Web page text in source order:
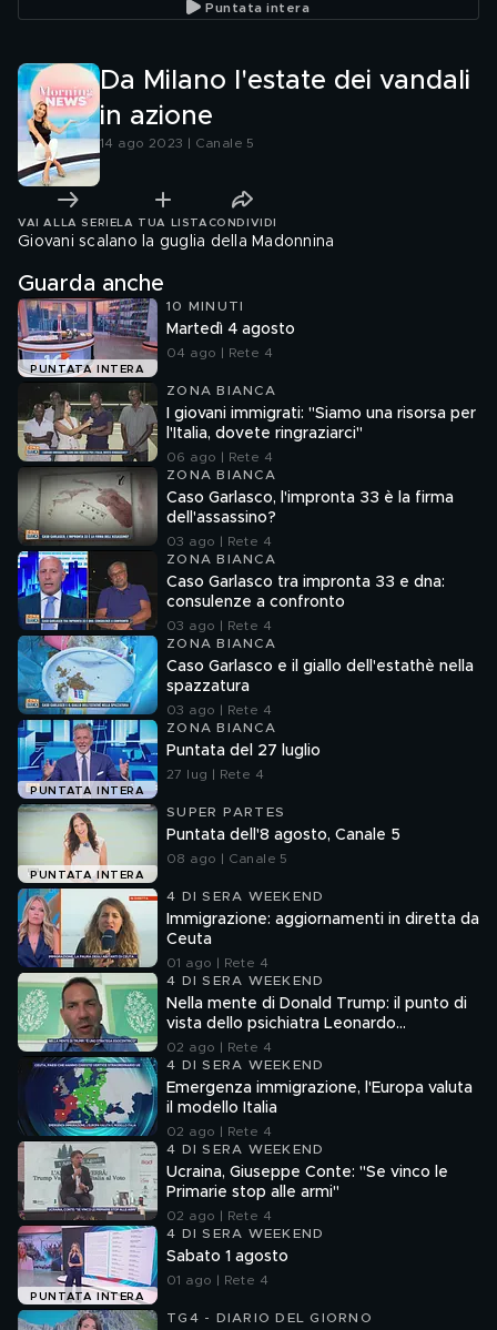
Puntata intera
Da Milano l'estate dei vandali
in azione
14 ago 2023 | Canale 5
VAI ALLA SERIE LA TUA LISTA CONDIVIDI
Giovani scalano la guglia della Madonnina
Guarda anche
PUNTATA INTERA
10 MINUTI
Martedì 4 agosto
04 ago | Rete 4
ZONA BIANCA
I giovani immigrati: "Siamo una risorsa per
l'Italia, dovete ringraziarci"
06 ago | Rete 4
ZONA BIANCA
Caso Garlasco, l'impronta 33 è la firma
dell'assassino?
03 ago | Rete 4
ZONA BIANCA
Caso Garlasco tra impronta 33 e dna:
consulenze a confronto
03 ago | Rete 4
ZONA BIANCA
Caso Garlasco e il giallo dell'estathè nella
spazzatura
03 ago | Rete 4
PUNTATA INTERA
ZONA BIANCA
Puntata del 27 luglio
27 lug | Rete 4
PUNTATA INTERA
SUPER PARTES
Puntata dell'8 agosto, Canale 5
08 ago | Canale 5
4 DI SERA WEEKEND
Immigrazione: aggiornamenti in diretta da
Ceuta
01 ago | Rete 4
4 DI SERA WEEKEND
Nella mente di Donald Trump: il punto di
vista dello psichiatra Leonardo
Mendolicchio
02 ago | Rete 4
4 DI SERA WEEKEND
Emergenza immigrazione, l'Europa valuta
il modello Italia
02 ago | Rete 4
4 DI SERA WEEKEND
Ucraina, Giuseppe Conte: "Se vinco le
Primarie stop alle armi"
02 ago | Rete 4
PUNTATA INTERA
4 DI SERA WEEKEND
Sabato 1 agosto
01 ago | Rete 4
TG4 - DIARIO DEL GIORNO